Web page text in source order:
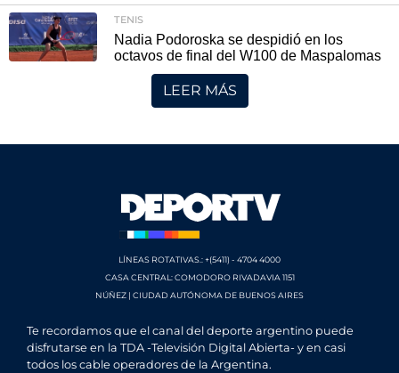
TENIS
Nadia Podoroska se despidió en los
octavos de final del W100 de Maspalomas
LEER MÁS
LÍNEAS ROTATIVAS.: +(5411) - 4704 4000
CASA CENTRAL: COMODORO RIVADAVIA 1151
NÚÑEZ | CIUDAD AUTÓNOMA DE BUENOS AIRES
Te recordamos que el canal del deporte argentino puede
disfrutarse en la TDA -Televisión Digital Abierta- y en casi
todos los cable operadores de la Argentina.